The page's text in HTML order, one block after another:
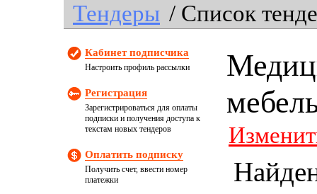
Тендеры / Список
Кабинет подписчика
Настроить профиль рассылки
Регистрация
Зарегистрироваться для оплаты
подписки и получения доступа к
текстам новых тендеров
Оплатить подписку
Получить счет, ввести номер
платежки